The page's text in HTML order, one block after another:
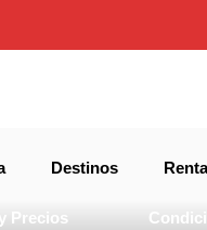
Destinos
y
Precios